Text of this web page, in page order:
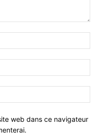
web dans ce navigateur